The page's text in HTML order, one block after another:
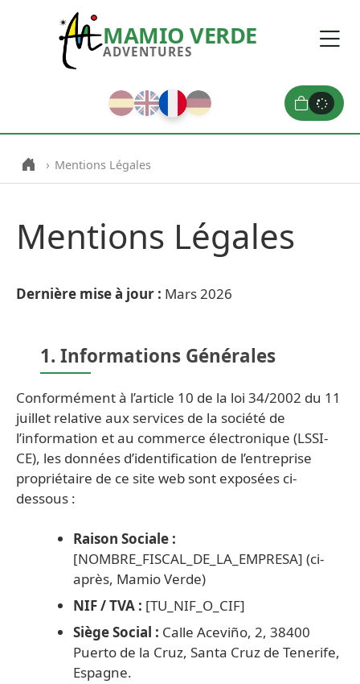
MAMIO VERDE
ADVENTURES
› Mentions Légales
Mentions Légales
Dernière mise à jour : Mars 2026
1. Informations Générales
Conformément à l’article 10 de la loi 34/2002 du 11
juillet relative aux services de la société de
l’information et au commerce électronique (LSSI-
CE), les données d’identification de l’entreprise
propriétaire de ce site web sont exposées ci-
dessous :
Raison Sociale :
[NOMBRE_FISCAL_DE_LA_EMPRESA] (ci-
après, Mamio Verde)
NIF / TVA : [TU_NIF_O_CIF]
Siège Social : Calle Aceviño, 2, 38400
Puerto de la Cruz, Santa Cruz de Tenerife,
Espagne.